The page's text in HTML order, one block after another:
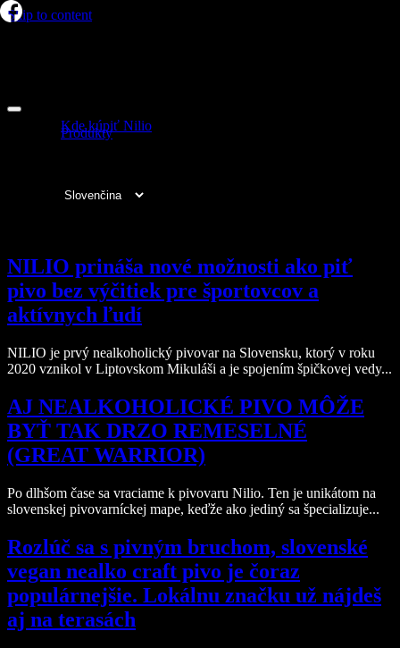
Skip to content
Kde kúpiť Nilio
Produkty
NILIO prináša nové možnosti ako piť
pivo bez výčitiek pre športovcov a
aktívnych ľudí
NILIO je prvý nealkoholický pivovar na Slovensku, ktorý v roku
2020 vznikol v Liptovskom Mikuláši a je spojením špičkovej vedy...
AJ NEALKOHOLICKÉ PIVO MÔŽE
BYŤ TAK DRZO REMESELNÉ
(GREAT WARRIOR)
Po dlhšom čase sa vraciame k pivovaru Nilio. Ten je unikátom na
slovenskej pivovarníckej mape, keďže ako jediný sa špecializuje...
Rozlúč sa s pivným bruchom, slovenské
vegan nealko craft pivo je čoraz
populárnejšie. Lokálnu značku už nájdeš
aj na terasách